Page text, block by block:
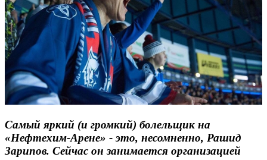
Самый яркий (и громкий) болельщик на
«Нефтехим-Арене» - это, несомненно, Рашид
Зарипов. Сейчас он занимается организацией